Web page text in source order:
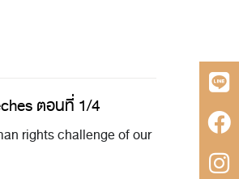
ตอนที่ 1/4
rights challenge of our